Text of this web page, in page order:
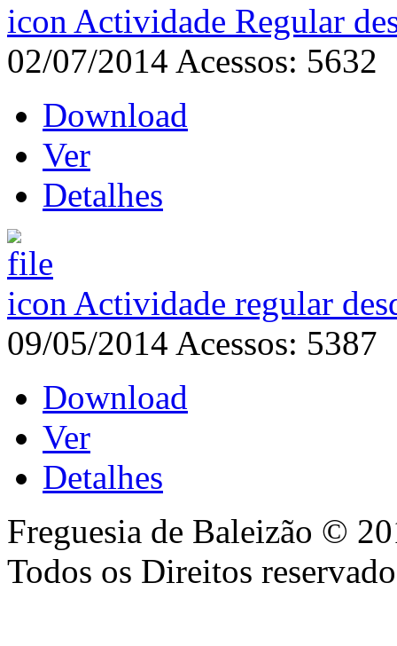
Actividade Regular
02/07/2014 Acessos: 5632
Download
Ver
Detalhes
Actividade regular
09/05/2014 Acessos: 5387
Download
Ver
Detalhes
Freguesia de Baleizão ©
Todos os Direitos